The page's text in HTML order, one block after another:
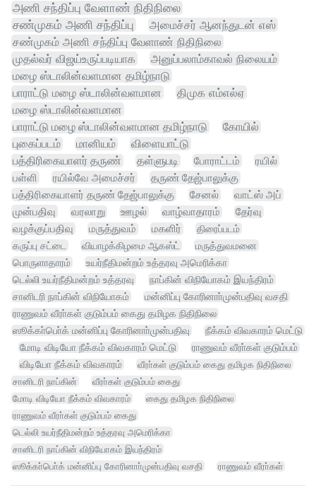
அணி சந்திப்பு வேளாண் நிதிநிலை
சண்முகம் அணி சந்திப்பு
அமைச்சர் ஆனந்துடன் எஸ்
சண்முகம் அணி சந்திப்பு வேளாண் நிதிநிலை
முதல்வர் விஜய்உருப்படியாக
அனுப்பலாம்காவல் நிலையம்
மழை ஸ்டாலின்வளமான தமிழ்நாடு
பாராட்டு மழை ஸ்டாலின்வளமான
திமுக எம்எல்ஏ
மழை ஸ்டாலின்வளமான
பாராட்டு மழை ஸ்டாலின்வளமான தமிழ்நாடு
கோயில்
புகைப்படம்
மானியம்
விளையாட்டு
பத்திரிகையாளர் தருண்
தள்ளுபடி போராட்டம்
ரயில்
பள்ளி
ரயில்வே அமைச்சர்
தருண் தேஜ்பாலுக்கு
பத்திரிகையாளர் தருண் தேஜ்பாலுக்கு
சேனல்
வாட்ஸ் அப்
முன்பதிவு
வரலாறு ஊழல் வாழ்வாதாரம்
தேர்வு
வழக்குப்பதிவு
மருத்துவம் மகளிர்
திரைப்படம்
கருப்பு சட்டை
வியாழக்கிழமை ஆகஸ்ட்
மருத்துவமனை
பொருளாதாரம்
உயர்நீதிமன்றம் உத்தரவு அமெரிக்கா
டெல்லி உயர்நீதிமன்றம் உத்தரவு
நாப்கின் விநியோகம் இயந்திரம்
சானிடரி நாப்கின் விநியோகம்
மன்னிப்பு கோரினாா்முன்பதிவு வசதி
ராணுவம் வீரா்கள் குடும்பம் கைது தமிழக நிதிநிலை
ஸூக்கா்பொ்க் மன்னிப்பு கோரினாா்முன்பதிவு
நீக்கம் விவகாரம் மெட்டு
மோடி விடியோ நீக்கம் விவகாரம் மெட்டு
ராணுவம் வீரா்கள் குடும்பம்
விடியோ நீக்கம் விவகாரம்
வீரா்கள் குடும்பம் கைது தமிழக நிதிநிலை
சானிடரி நாப்கின்
வீரா்கள் குடும்பம் கைது
மோடி விடியோ நீக்கம் விவகாரம்
கைது தமிழக நிதிநிலை
ராணுவம் வீரா்கள் குடும்பம் கைது
டெல்லி உயர்நீதிமன்றம் உத்தரவு அமெரிக்கா
சானிடரி நாப்கின் விநியோகம் இயந்திரம்
ஸூக்கா்பொ்க் மன்னிப்பு கோரினாா்முன்பதிவு வசதி
ராணுவம் வீரா்கள்